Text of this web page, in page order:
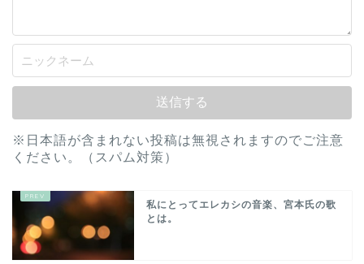
※日本語が含まれない投稿は無視されますのでご注意
ください。（スパム対策）
私にとってエレカシの音楽、宮本氏の歌
とは。